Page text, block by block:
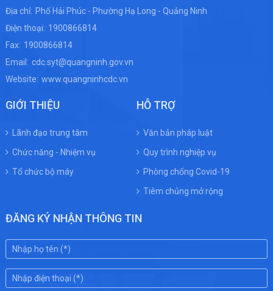
Địa chỉ: Phố Hải Phúc - Phường Hạ Long - Quảng Ninh
Điện thoại: 1900866814
Fax: 1900866814
Email: cdc.syt@quangninh.gov.vn
Website: www.quangninhcdc.vn
GIỚI THIỆU
Lãnh đạo trung tâm
Chức năng - Nhiệm vụ
Tổ chức bộ máy
HỖ TRỢ
Văn bản pháp luật
Quy trình nghiệp vụ
Phòng chống Covid-19
Tiêm chủng mở rộng
ĐĂNG KÝ NHẬN THÔNG TIN